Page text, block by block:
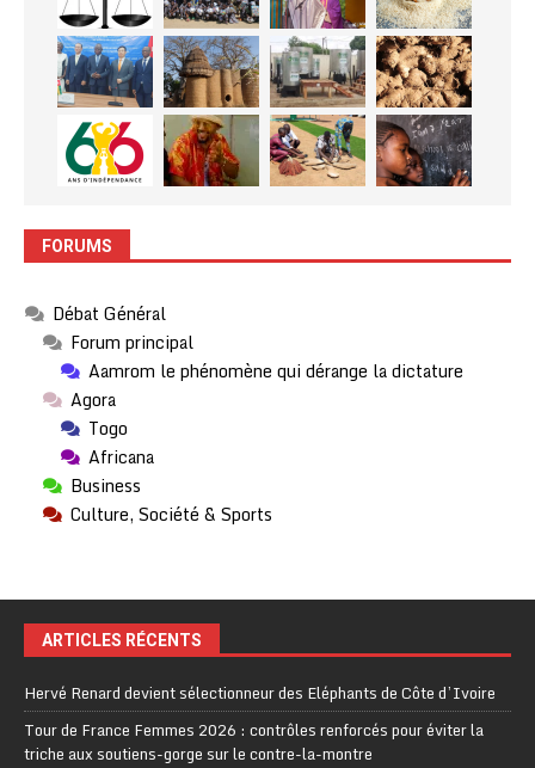
FORUMS
Débat Général
Forum principal
Aamrom le phénomène qui dérange la dictature
Agora
Togo
Africana
Business
Culture, Société & Sports
ARTICLES RÉCENTS
Hervé Renard devient sélectionneur des Eléphants de Côte d’Ivoire
Tour de France Femmes 2026 : contrôles renforcés pour éviter la
triche aux soutiens-gorge sur le contre-la-montre